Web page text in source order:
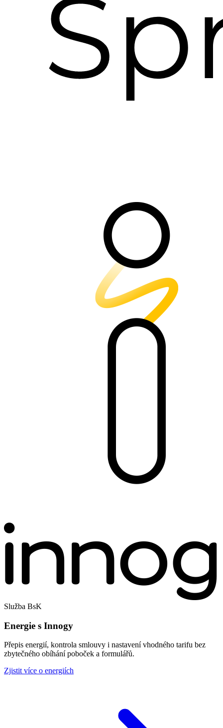
Služba BsK
Energie s Innogy
Přepis energií, kontrola smlouvy i nastavení vhodného tarifu bez
zbytečného obíhání poboček a formulářů.
Zjistit více o energiích